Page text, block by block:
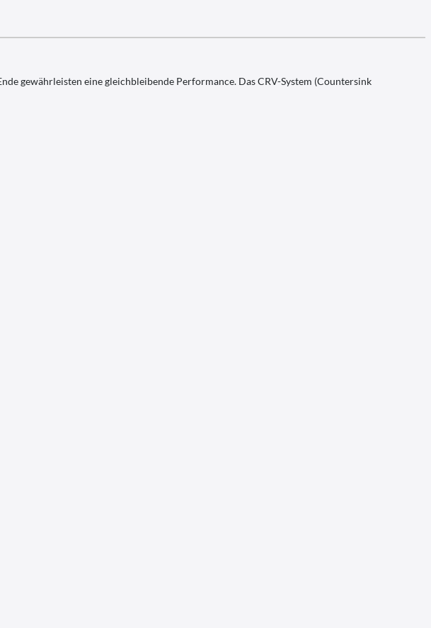
gewährleisten eine gleichbleibende Performance. Das CRV-System (Countersink